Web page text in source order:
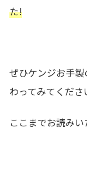
た!
ぜひケンジお手
わってみてくださ
ここまでお読み